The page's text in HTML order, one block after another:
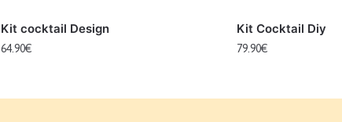
Kit cocktail Design
64.90€
Kit Cocktail Diy
79.90€